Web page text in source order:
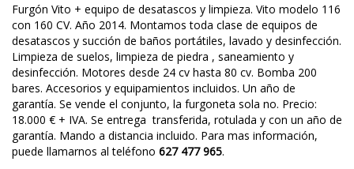
Furgón Vito + equipo de desatascos y limpieza. Vito modelo 116
con 160 CV. Año 2014. Montamos toda clase de equipos de
desatascos y succión de baños portátiles, lavado y desinfección.
Limpieza de suelos, limpieza de piedra , saneamiento y
desinfección. Motores desde 24 cv hasta 80 cv. Bomba 200
bares. Accesorios y equipamientos incluidos. Un año de
garantía. Se vende el conjunto, la furgoneta sola no. Precio:
18.000 € + IVA. Se entrega transferida, rotulada y con un año de
garantía. Mando a distancia incluido. Para mas información,
puede llamarnos al teléfono 627 477 965.